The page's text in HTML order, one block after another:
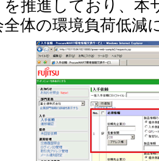
を推進しており、
全体の環境負荷低減